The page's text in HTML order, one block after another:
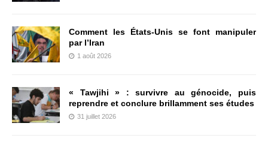
Comment les États-Unis se font manipuler
par l’Iran
1 août 2026
« Tawjihi » : survivre au génocide, puis
reprendre et conclure brillamment ses études
31 juillet 2026